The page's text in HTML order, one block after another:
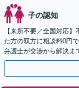
子の認知
【来所不要／全国対応
た方の双方に相談料0円
弁護士が交渉から解決ま
手金の返還保証もありま